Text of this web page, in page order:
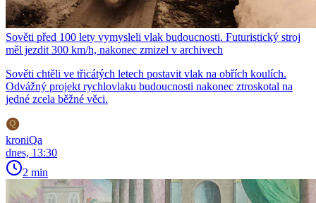
Sověti před 100 lety vymysleli vlak budoucnosti. Futuristický stroj
měl jezdit 300 km/h, nakonec zmizel v archivech
Sověti chtěli ve třicátých letech postavit vlak na obřích koulích.
Odvážný projekt rychlovlaku budoucnosti nakonec ztroskotal na
jedné zcela běžné věci.
kroniQa
dnes, 13:30
2 min